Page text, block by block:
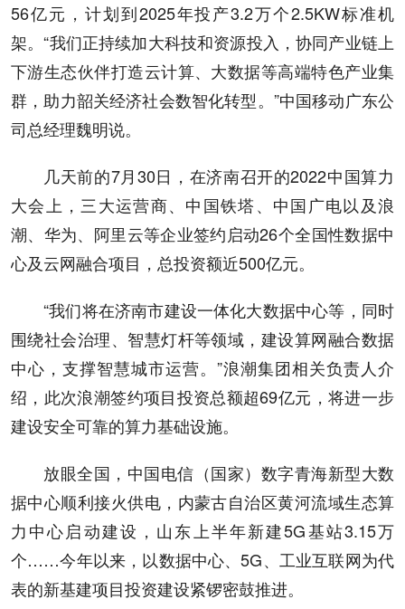
56亿元，计划到2025年投产3.2万个2.5KW标准机
架。“我们正持续加大科技和资源投入，协同产业链上
下游生态伙伴打造云计算、大数据等高端特色产业集
群，助力韶关经济社会数智化转型。”中国移动广东公
司总经理魏明说。
几天前的7月30日，在济南召开的2022中国算力
大会上，三大运营商、中国铁塔、中国广电以及浪
潮、华为、阿里云等企业签约启动26个全国性数据中
心及云网融合项目，总投资额近500亿元。
“我们将在济南市建设一体化大数据中心等，同时
围绕社会治理、智慧灯杆等领域，建设算网融合数据
中心，支撑智慧城市运营。”浪潮集团相关负责人介
绍，此次浪潮签约项目投资总额超69亿元，将进一步
建设安全可靠的算力基础设施。
放眼全国，中国电信（国家）数字青海新型大数
据中心顺利接火供电，内蒙古自治区黄河流域生态算
力中心启动建设，山东上半年新建5G基站3.15万
个……今年以来，以数据中心、5G、工业互联网为代
表的新基建项目投资建设紧锣密鼓推进。